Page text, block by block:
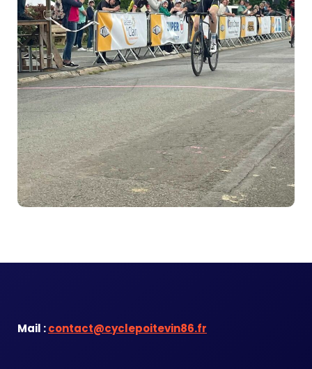
Mail :contact@cyclepoitevin86.fr